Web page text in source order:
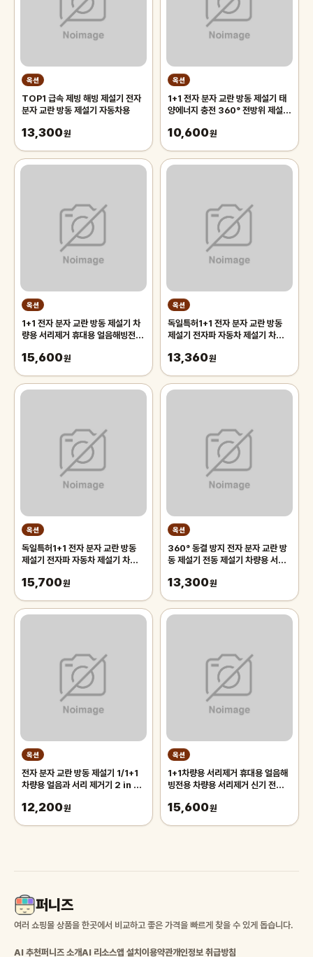
옥션
TOP1 급속 제빙 해빙 제설기 전자
분자 교란 방동 제설기 자동차용
13,300원
옥션
1+1 전자 분자 교란 방동 제설기 태
양에너지 충전 360° 전방위 제설
10,600원
옥션
1+1 전자 분자 교란 방동 제설기 차
량용 서리제거 휴대용 얼음해빙전용
15,600원
옥션
독일특허1+1 전자 분자 교란 방동
제설기 전자파 자동차 제설기 차유리
광
13,360원
옥션
독일특허1+1 전자 분자 교란 방동
제설기 전자파 자동차 제설기 차유리
광
15,700원
옥션
360° 동결 방지 전자 분자 교란 방
동 제설기 전동 제설기 차량용 서리
13,300원
옥션
전자 분자 교란 방동 제설기 1/1+1
차량용 얼음과 서리 제거기 2 in 1태
12,200원
옥션
1+1차량용 서리제거 휴대용 얼음해
빙전용 차량용 서리제거 신기 전자
15,600원
퍼니즈
여러 쇼핑몰 상품을 한곳에서 비교하고 좋은 가격을 빠르게 찾을 수 있게 돕습니다.
AI 추천퍼니즈 소개AI 리소스앱 설치 이용약관개인정보 취급방침